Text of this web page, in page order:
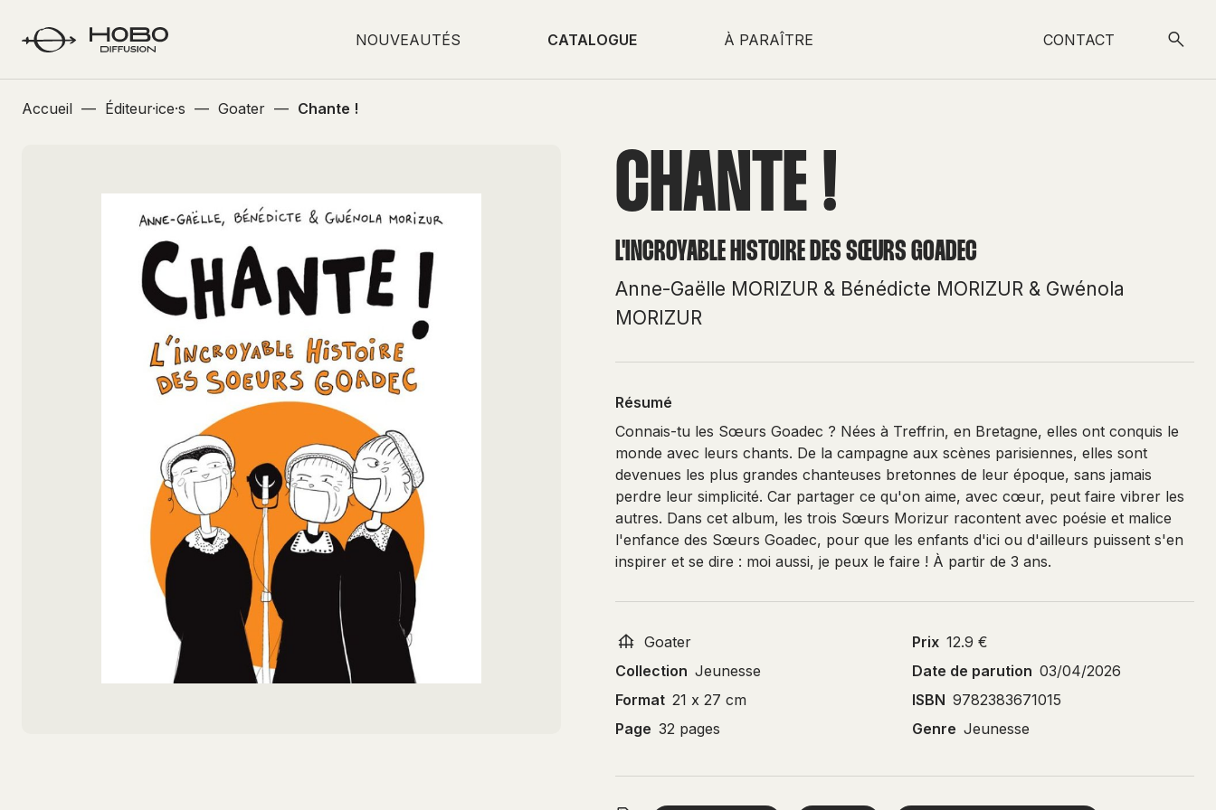
NOUVEAUTÉS CATALOGUE À PARAÎTRE CONTACT
Accueil — Éditeur·ice·s — Goater — Chante !
CHANTE !
L'INCROYABLE HISTOIRE DES SŒURS GOADEC
Anne-Gaëlle MORIZUR & Bénédicte MORIZUR & Gwénola
MORIZUR
Résumé
Connais-tu les Sœurs Goadec ? Nées à Treffrin, en Bretagne, elles ont conquis le
monde avec leurs chants. De la campagne aux scènes parisiennes, elles sont
devenues les plus grandes chanteuses bretonnes de leur époque, sans jamais
perdre leur simplicité. Car partager ce qu'on aime, avec cœur, peut faire vibrer les
autres. Dans cet album, les trois Sœurs Morizur racontent avec poésie et malice
l'enfance des Sœurs Goadec, pour que les enfants d'ici ou d'ailleurs puissent s'en
inspirer et se dire : moi aussi, je peux le faire ! À partir de 3 ans.
Goater
Collection Jeunesse
Format 21 x 27 cm
Page 32 pages
Prix 12.9 €
Date de parution 03/04/2026
ISBN 9782383671015
Genre Jeunesse